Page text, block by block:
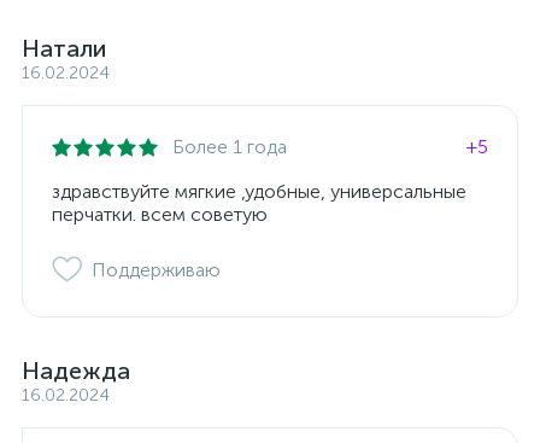
Натали
16.02.2024
Более 1 года
+5
здравствуйте мягкие ,удобные, универсальные
перчатки. всем советую
Поддерживаю
Надежда
16.02.2024